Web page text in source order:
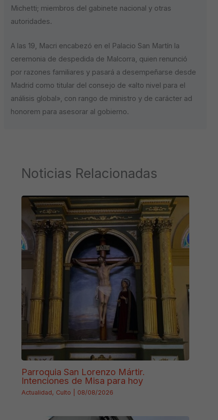
Michetti; miembros del gabinete nacional y otras
autoridades.
A las 19, Macri encabezó en el Palacio San Martín la
ceremonia de despedida de Malcorra, quien renunció
por razones familiares y pasará a desempeñarse desde
Madrid como titular del consejo de «alto nivel para el
análisis global», con rango de ministro y de carácter ad
honorem para asesorar al gobierno.
Noticias Relacionadas
Parroquia San Lorenzo Mártir.
Intenciones de Misa para hoy
Actualidad, Culto 08/08/2026